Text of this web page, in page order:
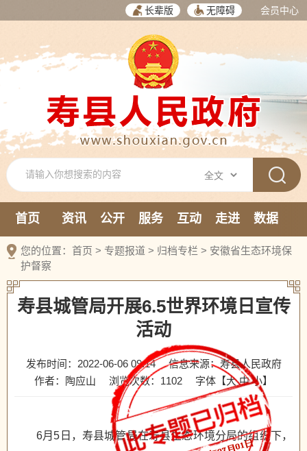
长辈版 无障碍 会员中心
首页 资讯 公开 服务 互动 走进
数据
新媒体
您的位置： 首页 > 专题报道 > 归档专栏 > 安徽省生态环境保
护督察
寿县城管局开展6.5世界环境日宣传
活动
发布时间：2022-06-06 09:14
信息来源：寿县人民政府
作者：陶应山
浏览次数： 1102 字体【大 中 小】
6月5日，寿县城管局在寿县生态环境分局的组织下，